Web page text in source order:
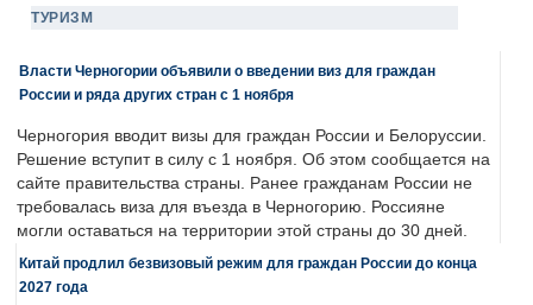
ТУРИЗМ
Власти Черногории объявили о введении виз для граждан
России и ряда других стран с 1 ноября
Черногория вводит визы для граждан России и Белоруссии.
Решение вступит в силу с 1 ноября. Об этом сообщается на
сайте правительства страны. Ранее гражданам России не
требовалась виза для въезда в Черногорию. Россияне
могли оставаться на территории этой страны до 30 дней.
Китай продлил безвизовый режим для граждан России до конца
2027 года